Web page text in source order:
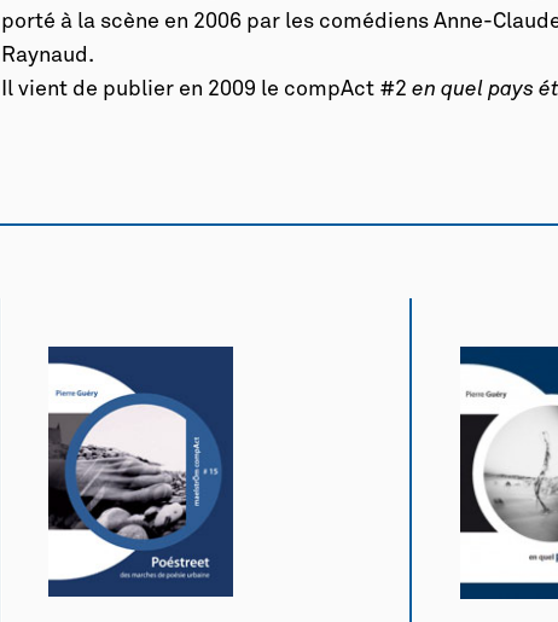
porté à la scène en 2006 par les comédiens Anne-
Raynaud.
Il vient de publier en 2009 le compAct #2en quel pays